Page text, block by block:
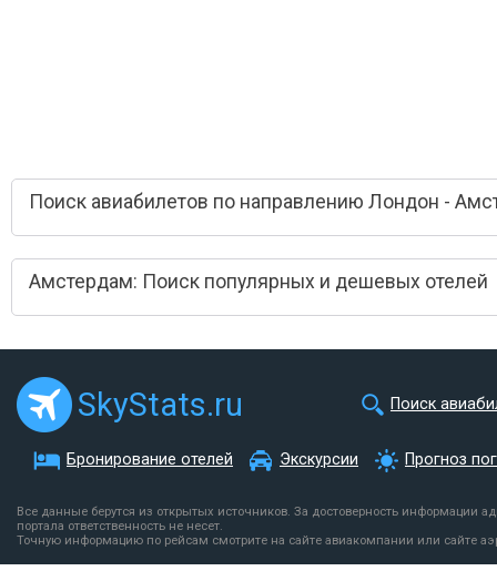
Поиск авиабилетов по направлению Лондон -
Амстердам: Поиск популярных и дешевых отелей
SkyStats.ru Поиск
Бронирование отелей Экскурсии Прогноз
Все данные берутся из открытых источников. За достоверность информации
портала ответственность не несет.
Точную информацию по рейсам смотрите на сайте авиакомпании или сайте